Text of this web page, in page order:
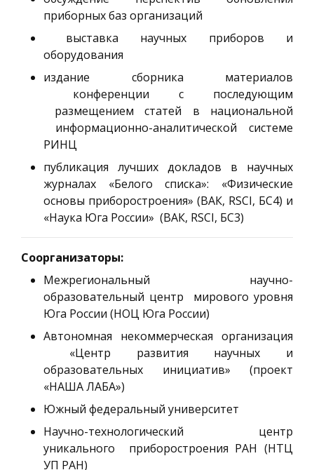
приборных баз организаций
выставка научных приборов и
оборудования
издание сборника материалов
конференции с последующим
размещением статей в национальной
информационно-аналитической системе
РИНЦ
публикация лучших докладов в научных
журналах «Белого списка»: «Физические
основы приборостроения» (ВАК, RSCI, БС4) и
«Наука Юга России» (ВАК, RSCI, БС3)
Соорганизаторы:
Межрегиональный научно-
образовательный центр мирового уровня
Юга России (НОЦ Юга России)
Автономная некоммерческая организация
«Центр развития научных и
образовательных инициатив» (проект
«НАША ЛАБА»)
Южный федеральный университет
Научно-технологический центр
уникального приборостроения РАН (НТЦ
УП РАН)